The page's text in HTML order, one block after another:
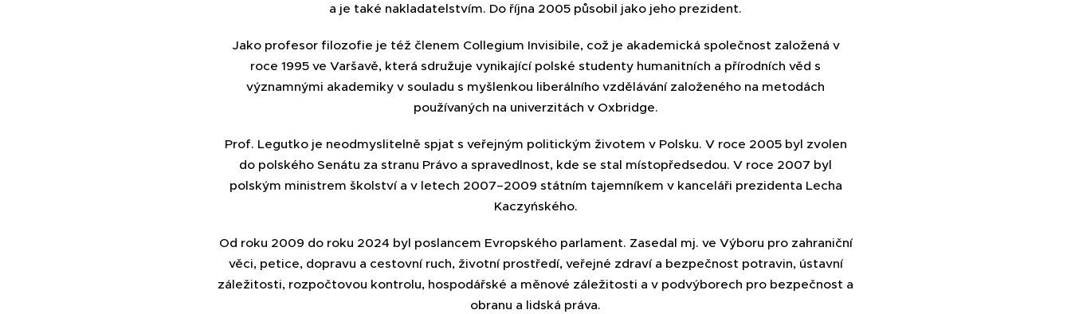
a je také nakladatelstvím. Do října 2005 působil jako jeho prezident.
Jako profesor filozofie je též členem Collegium Invisibile, což je akademická společnost založená v
roce 1995 ve Varšavě, která sdružuje vynikající polské studenty humanitních a přírodních věd s
významnými akademiky v souladu s myšlenkou liberálního vzdělávání založeného na metodách
používaných na univerzitách v Oxbridge.
Prof. Legutko je neodmyslitelně spjat s veřejným politickým životem v Polsku. V roce 2005 byl zvolen
do polského Senátu za stranu Právo a spravedlnost, kde se stal místopředsedou. V roce 2007 byl
polským ministrem školství a v letech 2007–2009 státním tajemníkem v kanceláři prezidenta Lecha
Kaczyńského.
Od roku 2009 do roku 2024 byl poslancem Evropského parlament. Zasedal mj. ve Výboru pro zahraniční
věci, petice, dopravu a cestovní ruch, životní prostředí, veřejné zdraví a bezpečnost potravin, ústavní
záležitosti, rozpočtovou kontrolu, hospodářské a měnové záležitosti a v podvýborech pro bezpečnost a
obranu a lidská práva.